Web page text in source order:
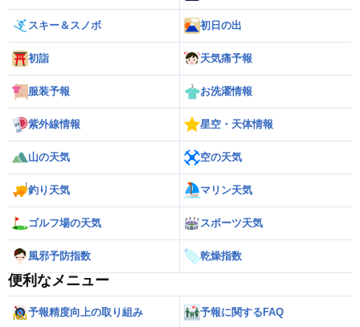
スキー＆スノボ 初日の出
初詣 天気痛予報
服装予報 お洗濯情報
紫外線情報 星空・天体情報
山の天気 空の天気
釣り天気 マリン天気
ゴルフ場の天気 スポーツ天気
風邪予防指数 乾燥指数
便利なメニュー
予報精度向上の取り組み 予報に関するFAQ